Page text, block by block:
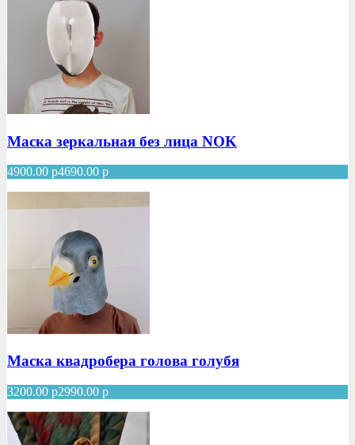
Маска зеркальная без лица NOK
4900.00 р4690.00 р
Маска квадробера голова голубя
3200.00 р2990.00 р